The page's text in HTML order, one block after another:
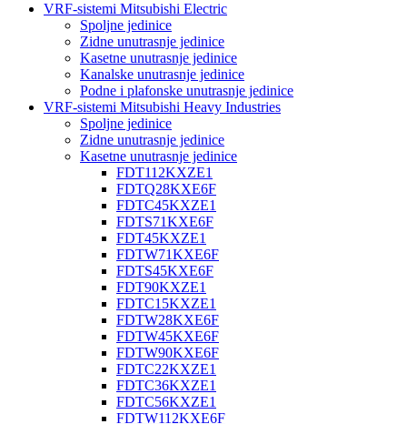
VRF-sistemi Mitsubishi Electric
Spoljne jedinice
Zidne unutrasnje jedinice
Kasetne unutrasnje jedinice
Kanalske unutrasnje jedinice
Podne i plafonske unutrasnje jedinice
VRF-sistemi Mitsubishi Heavy Industries
Spoljne jedinice
Zidne unutrasnje jedinice
Kasetne unutrasnje jedinice
FDT112KXZE1
FDTQ28KXE6F
FDTC45KXZE1
FDTS71KXE6F
FDT45KXZE1
FDTW71KXE6F
FDTS45KXE6F
FDT90KXZE1
FDTC15KXZE1
FDTW28KXE6F
FDTW45KXE6F
FDTW90KXE6F
FDTC22KXZE1
FDTC36KXZE1
FDTC56KXZE1
FDTW112KXE6F